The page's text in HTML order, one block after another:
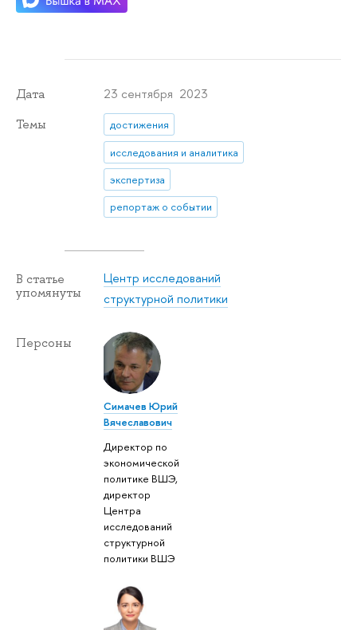
Дата 23 сентября 2023
Темы
достижения
исследования и аналитика
экспертиза
репортаж о событии
В статье
упомянуты
Центр исследований
структурной политики
Персоны
Симачев Юрий
Вячеславович
Директор по
экономической
политике ВШЭ,
директор
Центра
исследований
структурной
политики ВШЭ